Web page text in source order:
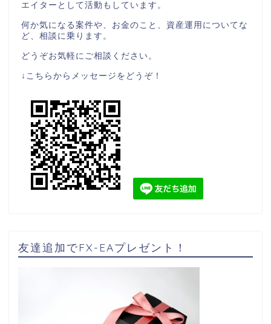
エイターとして活動もしています。
何か気になる案件や、お金のこと、資産運用についてな
ど、相談に乗ります。
どうぞお気軽にご相談ください。
↓こちらからメッセージをどうぞ！
友達追加でFX-EAプレゼント！
ホーム
超オススメ案件